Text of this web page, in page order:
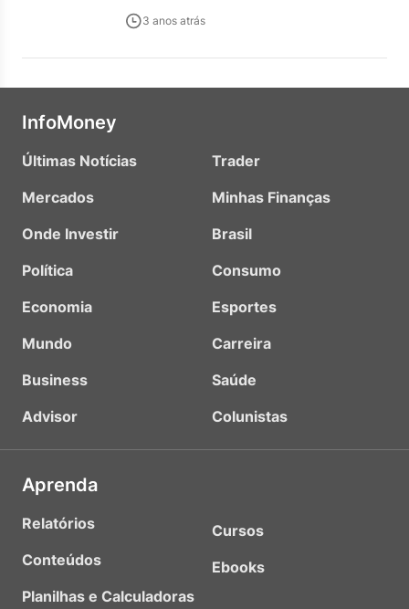
3 anos atrás
InfoMoney
Últimas Notícias
Mercados
Onde Investir
Política
Economia
Mundo
Business
Advisor
Trader
Minhas Finanças
Brasil
Consumo
Esportes
Carreira
Saúde
Colunistas
Aprenda
Relatórios
Conteúdos
Planilhas e Calculadoras
Cursos
Ebooks